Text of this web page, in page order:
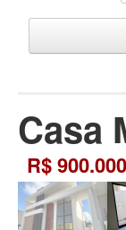
Casa
R$